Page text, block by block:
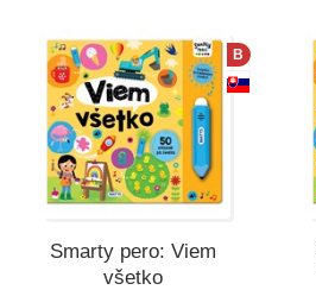
B
Smarty pero: Viem
všetko